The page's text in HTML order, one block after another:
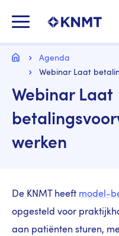
naar
gaanKruimelpad
HomeAgenda
Webinar Laat
Webinar Laat
werken
De KNMT heeft model-
opgesteld voor
aan patiënten sturen,